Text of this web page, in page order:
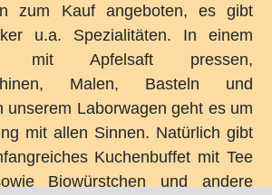
zum Kauf angeboten, es gibt
u.a. Spezialitäten. In einem
mit Apfelsaft pressen,
Malen, Basteln und
unserem Laborwagen geht es um
mit allen Sinnen. Natürlich gibt
Kuchenbuffet mit Tee
Biowürstchen und andere